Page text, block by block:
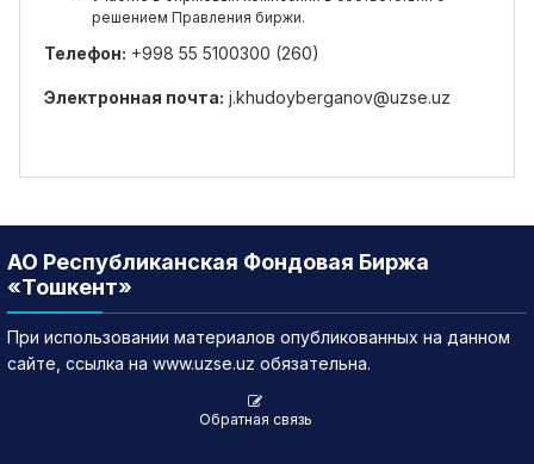
решением Правления биржи.
Телефон: +998 55 5100300 (260)
Электронная почта: j.khudoyberganov@uzse.uz
АО Республиканская Фондовая Биржа
«Тошкент»
При использовании материалов опубликованных на данном
сайте, ссылка на www.uzse.uz обязательна.
Обратная связь